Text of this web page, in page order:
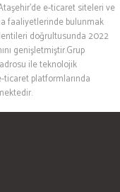
e-ticaret siteleri ve
faaliyetlerinde bulunmak
doğrultusunda 2022
genişletmiştir.Grup
ile teknolojik
ticaret platformlarında